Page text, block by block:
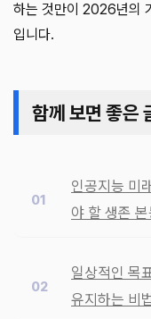
하는 것만이 2026년의
입니다.
함께 보면 좋은
인공지능 미
야 할 생존 본
일상적인 목
유지하는 비